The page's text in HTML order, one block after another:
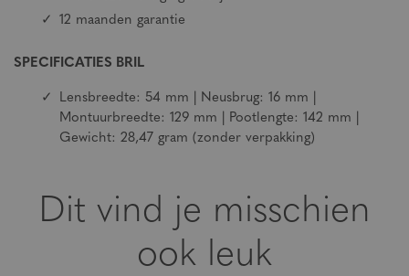
12 maanden garantie
SPECIFICATIES BRIL
Lensbreedte: 54 mm | Neusbrug: 16 mm |
Montuurbreedte: 129 mm | Pootlengte: 142 mm |
Gewicht: 28,47 gram (zonder verpakking)
Dit vind je misschien
ook leuk